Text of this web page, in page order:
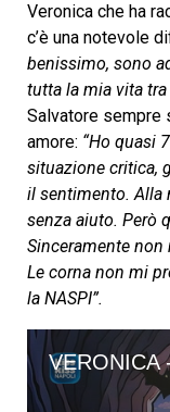
Veronica che ha
c’è una notevole
benissimo, sono
tutta la mia vita
Salvatore sempre
amore: “Ho quasi
situazione critica,
il sentimento. Alla
senza aiuto. Però
Sinceramente
Le corna non mi
la NASPI”.